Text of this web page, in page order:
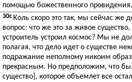
помощью божественного провидения.
30c Коль скоро это так, мы сейчас же
вопрос: что же это за живое существо,
устроитель устроил космос? Мы не
полагая, что дело идет о существе
подражание неполному никоим
прекрасным. Но предположим, что
существо], которое объемлет все